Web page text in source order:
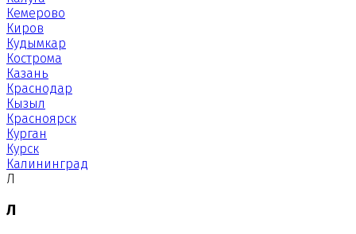
Кемерово
Киров
Кудымкар
Кострома
Казань
Краснодар
Кызыл
Красноярск
Курган
Курск
Калининград
Л
Л